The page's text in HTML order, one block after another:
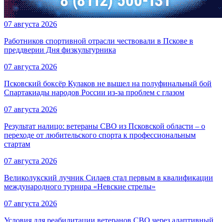
07 августа 2026
Работников спортивной отрасли чествовали в Пскове в
преддверии Дня физкультурника
07 августа 2026
Псковский боксёр Кулаков не вышел на полуфинальный бой
Спартакиады народов России из-за проблем с глазом
07 августа 2026
Результат налицо: ветераны СВО из Псковской области – о
переходе от любительского спорта к профессиональным
стартам
07 августа 2026
Великолукский лучник Силаев стал первым в квалификации
международного турнира «Невские стрелы»
07 августа 2026